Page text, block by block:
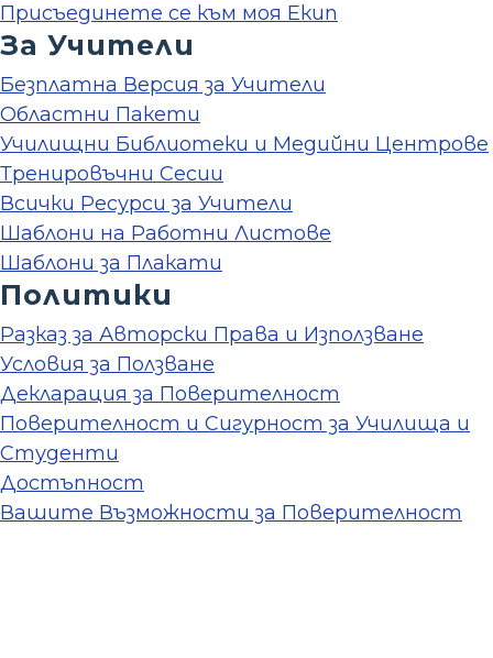
Присъединете се към моя Екип
За Учители
Безплатна Версия за Учители
Областни Пакети
Училищни Библиотеки и Медийни Центрове
Тренировъчни Сесии
Всички Ресурси за Учители
Шаблони на Работни Листове
Шаблони за Плакати
Политики
Разказ за Авторски Права и Използване
Условия за Ползване
Декларация за Поверителност
Поверителност и Сигурност за Училища и
Студенти
Достъпност
Вашите Възможности за Поверителност